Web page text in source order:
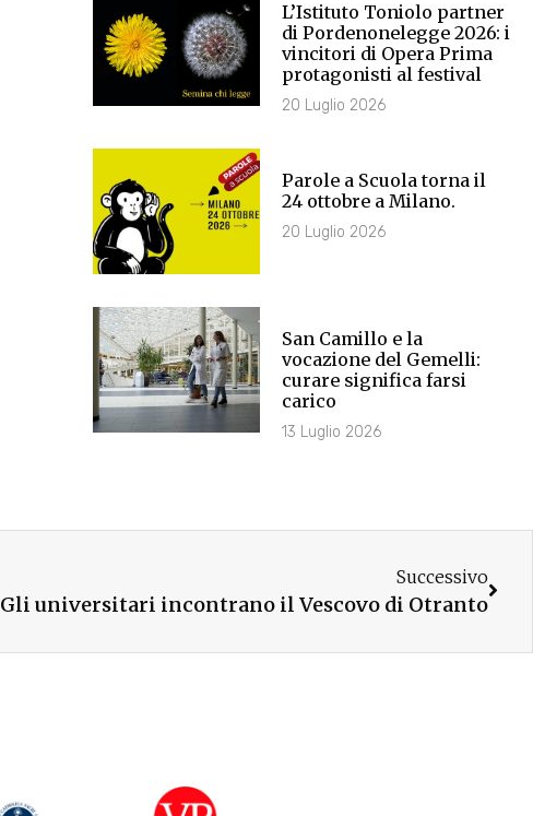
L’Istituto Toniolo partner
di Pordenonelegge 2026: i
vincitori di Opera Prima
protagonisti al festival
20 Luglio 2026
Parole a Scuola torna il
24 ottobre a Milano.
20 Luglio 2026
San Camillo e la
vocazione del Gemelli:
curare significa farsi
carico
13 Luglio 2026
Successivo
Gli universitari incontrano il Vescovo di Otranto